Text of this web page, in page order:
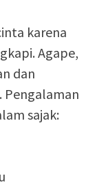
karena
Agape,
dan
Pengalaman
sajak: